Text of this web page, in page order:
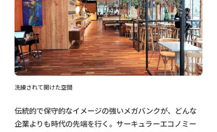
洗練されて開けた空間
伝統的で保守的なイメージの強いメガバンクが、どんな
企業よりも時代の先端を行く。サーキュラーエコノミー